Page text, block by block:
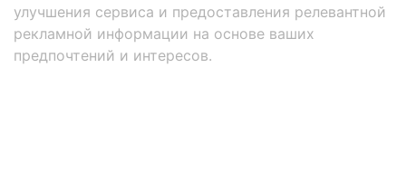
улучшения сервиса и предоставления релевантной
рекламной информации на основе ваших
предпочтений и интересов.